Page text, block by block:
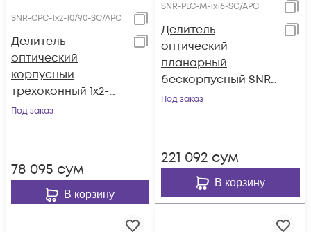
SNR-CPC-1x2-10/90-SC/APC
Делитель
оптический
корпусный
трехоконный 1х2-
10/90 SC/APC
Под заказ
78 095 сум
В корзину
SNR-PLC-M-1x16-SC/APC
Делитель
оптический
планарный
бескорпусный SNR-
PLC-M-1x16-SC/APC
Под заказ
221 092 сум
В корзину